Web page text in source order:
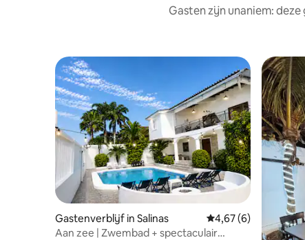
Gasten zijn unaniem:
Gastenverblijf in Salinas Gemiddelde
4,67 (6)
Aan zee | Zwembad + spectaculair